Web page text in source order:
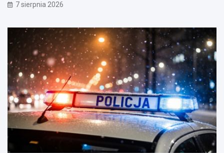
7 sierpnia 2026